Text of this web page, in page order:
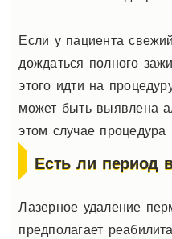
Если у пациента
дождаться полного
этого идти на
может быть выявлена
этом случае процедура
Есть ли период
Лазерное удаление
предполагает